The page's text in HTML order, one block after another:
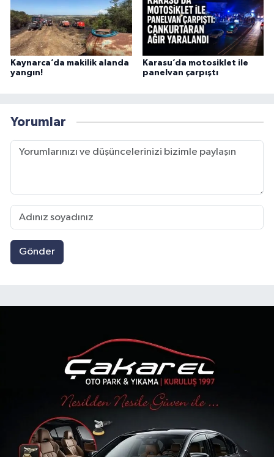
Kaynarca’da makilik alanda
yangın!
Karasu’da motosiklet ile
panelvan çarpıştı
Yorumlar
Gönder